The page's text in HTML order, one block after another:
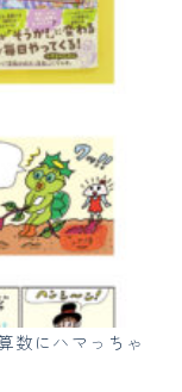
数にハマっちゃ